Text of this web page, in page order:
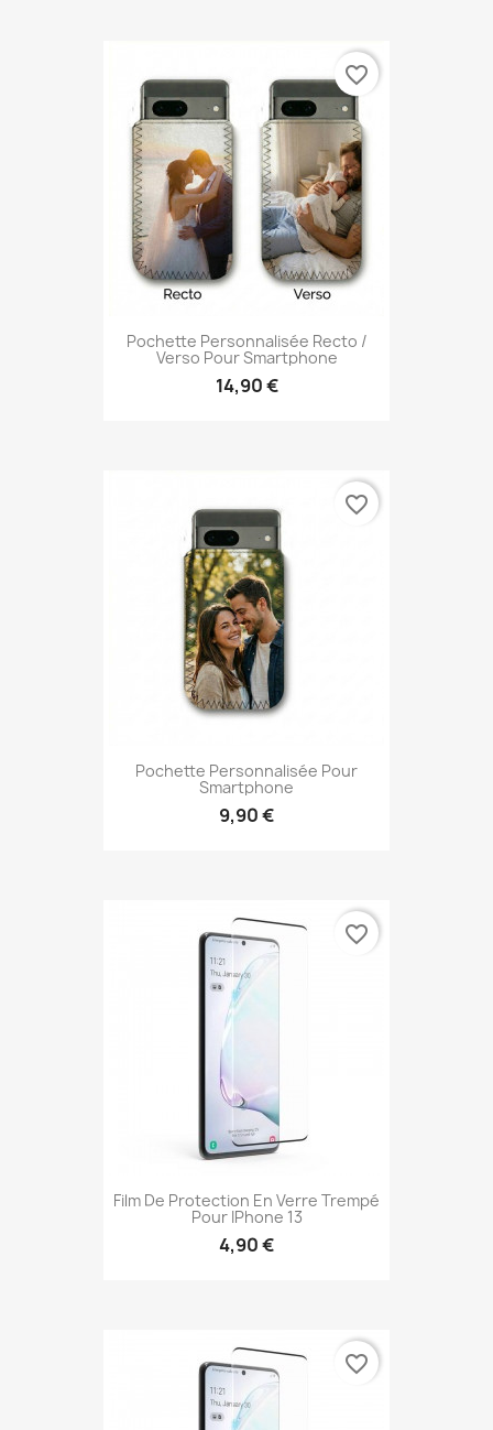
Pochette Personnalisée Recto /
Verso Pour Smartphone
14,90 €
favorite_border
Pochette Personnalisée Pour
Smartphone
9,90 €
favorite_border
Film De Protection En Verre Trempé
Pour IPhone 13
4,90 €
favorite_border
favorite_border